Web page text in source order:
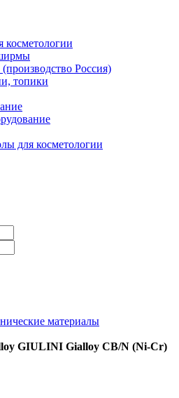
косметологии
(производство Россия)
топики
для косметологии
материалы
GIULINI Gialloy CB/N (Ni-Cr)